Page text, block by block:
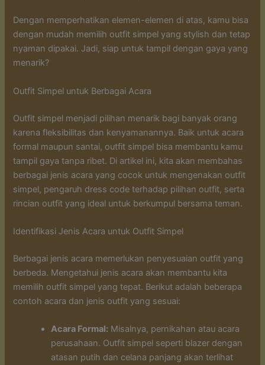
Dengan memperhatikan elemen-elemen di atas, kamu bisa
dengan mudah memilih outfit simpel yang stylish dan tetap
nyaman dipakai. Jadi, siap untuk tampil dengan gaya yang
menarik?
Outfit Simpel untuk Berbagai Acara
Outfit simpel menjadi pilihan menarik bagi banyak orang
karena fleksibilitas dan kenyamanannya. Baik untuk acara
formal maupun santai, outfit simpel bisa membantu kamu
tampil gaya tanpa ribet. Di artikel ini, kita akan membahas
berbagai jenis acara yang cocok untuk mengenakan outfit
simpel, pengaruh dress code terhadap pilihan outfit, serta
rincian outfit yang ideal untuk berkumpul bersama teman.
Identifikasi Jenis Acara untuk Outfit Simpel
Berbagai jenis acara memerlukan penyesuaian outfit yang
berbeda. Mengetahui jenis acara akan membantu kita
memilih outfit simpel yang tepat. Berikut adalah beberapa
contoh acara dan jenis outfit yang sesuai:
Acara Formal: Misalnya, pernikahan atau acara
perusahaan. Outfit simpel seperti blazer dengan
atasan putih dan celana panjang akan terlihat